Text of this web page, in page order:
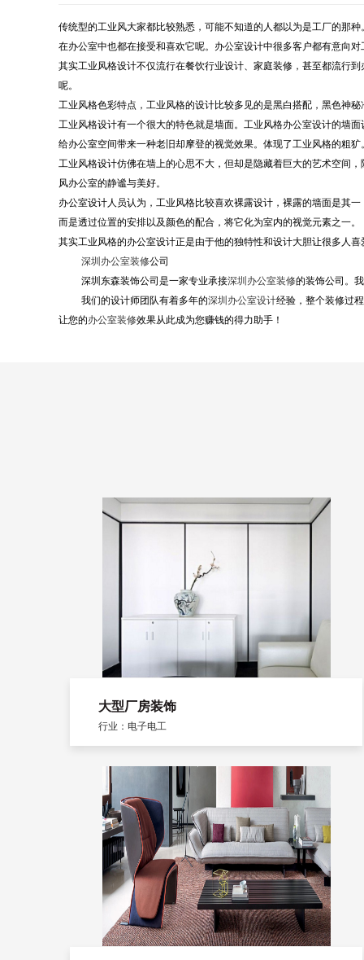
传统型的工业风大家都比较熟悉，可能不知道的人都以为是工厂的那
在办公室中也都在接受和喜欢它呢。办公室设计中很多客户都有意向
其实工业风格设计不仅流行在餐饮行业设计、家庭装修，甚至都流行
呢。
工业风格色彩特点，工业风格的设计比较多见的是黑白搭配，黑色神
工业风格设计有一个很大的特色就是墙面。工业风格办公室设计的墙
给办公室空间带来一种老旧却摩登的视觉效果。体现了工业风格的粗犷
工业风格设计仿佛在墙上的心思不大，但却是隐藏着巨大的艺术空间
风办公室的静谧与美好。
办公室设计人员认为，工业风格比较喜欢裸露设计，裸露的墙面是其
而是透过位置的安排以及颜色的配合，将它化为室内的视觉元素之一。
其实工业风格的办公室设计正是由于他的独特性和设计大胆让很多人
深圳办公室装修公司
深圳东森装饰公司是一家专业承接深圳办公室装修的装饰公司。
我们的设计师团队有着多年的深圳办公室设计经验，整个装修过
让您的办公室装修效果从此成为您赚钱的得力助手！
大型厂房装饰
行业：电子电工